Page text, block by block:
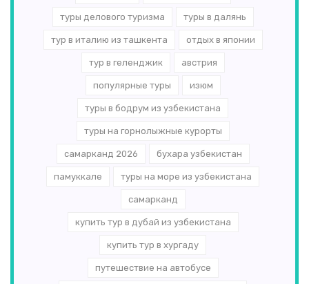
туры делового туризма туры в далянь
тур в италию из ташкента отдых в японии
тур в геленджик австрия
популярные туры изюм
туры в бодрум из узбекистана
туры на горнолыжные курорты
самарканд 2026 бухара узбекистан
памуккале туры на море из узбекистана
самарканд
купить тур в дубай из узбекистана
купить тур в хургаду
путешествие на автобусе